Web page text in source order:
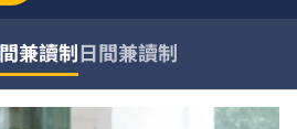
兼讀制 日間兼讀制